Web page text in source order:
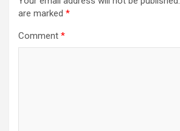
are marked *
Comment *